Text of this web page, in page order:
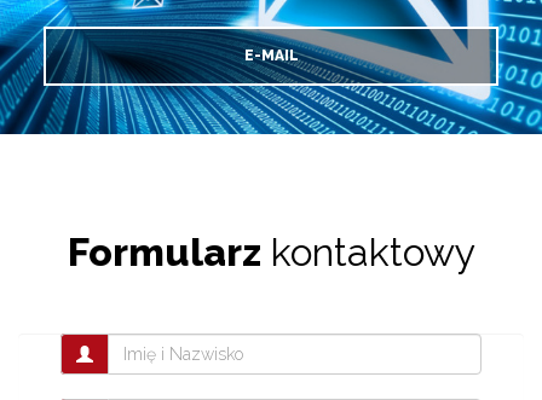
E-MAIL
Formularz kontaktowy